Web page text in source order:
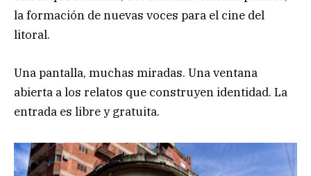
la formación de nuevas voces para el cine del
litoral.
Una pantalla, muchas miradas. Una ventana
abierta a los relatos que construyen identidad. La
entrada es libre y gratuita.